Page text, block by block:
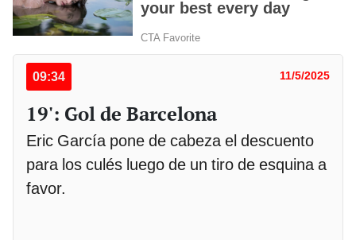
09:34 11/5/2025
19': Gol de Barcelona
Eric García pone de cabeza el descuento
para los culés luego de un tiro de esquina a
favor.